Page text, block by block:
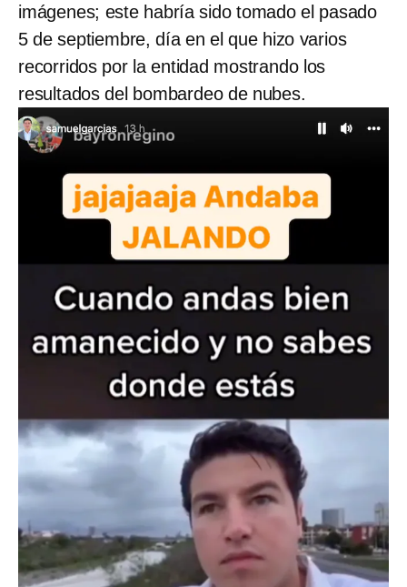
imágenes; este habría sido tomado el pasado
5 de septiembre, día en el que hizo varios
recorridos por la entidad mostrando los
resultados del bombardeo de nubes.